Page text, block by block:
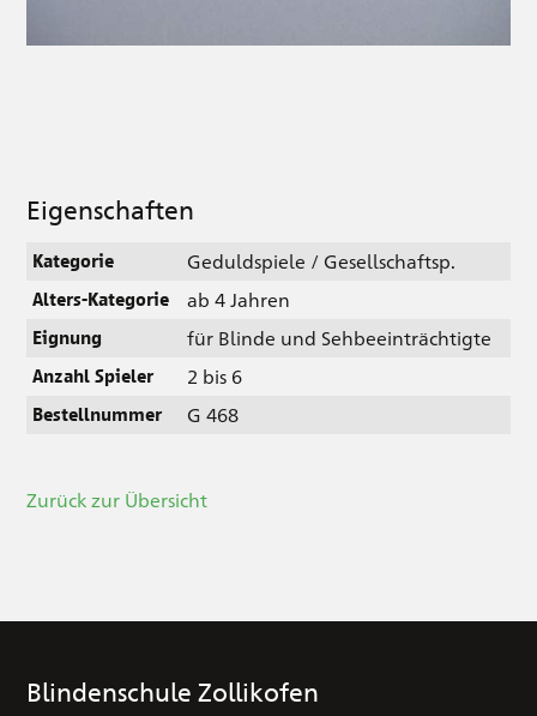
Eigenschaften
Kategorie Geduldspiele / Gesellschaftsp.
Alters-Kategorie ab 4 Jahren
Eignung für Blinde und Sehbeeinträchtigte
Anzahl Spieler 2 bis 6
Bestellnummer G 468
Zurück zur Übersicht
Blindenschule Zollikofen